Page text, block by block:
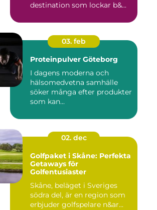
destination som lockar b&...
03. feb
Proteinpulver Göteborg
I dagens moderna och
hälsomedvetna samhälle
söker många efter produkter
som kan...
02. dec
Golfpaket i Skåne: Perfekta
Getaways för
Golfentusiaster
Skåne, beläget i Sveriges
södra del, är en region som
erbjuder golfspelare n&ar...